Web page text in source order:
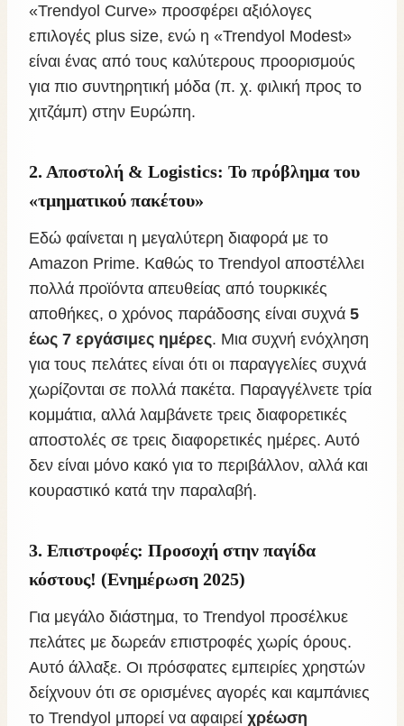
«Trendyol Curve» προσφέρει αξιόλογες
επιλογές plus size, ενώ η «Trendyol Modest»
είναι ένας από τους καλύτερους προορισμούς
για πιο συντηρητική μόδα (π. χ. φιλική προς το
χιτζάμπ) στην Ευρώπη.
2. Αποστολή & Logistics: Το πρόβλημα του
«τμηματικού πακέτου»
Εδώ φαίνεται η μεγαλύτερη διαφορά με το
Amazon Prime. Καθώς το Trendyol αποστέλλει
πολλά προϊόντα απευθείας από τουρκικές
αποθήκες, ο χρόνος παράδοσης είναι συχνά 5
έως 7 εργάσιμες ημέρες. Μια συχνή ενόχληση
για τους πελάτες είναι ότι οι παραγγελίες συχνά
χωρίζονται σε πολλά πακέτα. Παραγγέλνετε τρία
κομμάτια, αλλά λαμβάνετε τρεις διαφορετικές
αποστολές σε τρεις διαφορετικές ημέρες. Αυτό
δεν είναι μόνο κακό για το περιβάλλον, αλλά και
κουραστικό κατά την παραλαβή.
3. Επιστροφές: Προσοχή στην παγίδα
κόστους! (Ενημέρωση 2025)
Για μεγάλο διάστημα, το Trendyol προσέλκυε
πελάτες με δωρεάν επιστροφές χωρίς όρους.
Αυτό άλλαξε. Οι πρόσφατες εμπειρίες χρηστών
δείχνουν ότι σε ορισμένες αγορές και καμπάνιες
το Trendyol μπορεί να αφαιρεί χρέωση